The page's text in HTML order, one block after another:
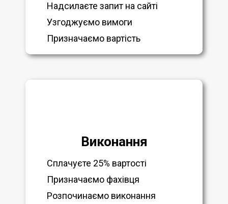
Надсилаєте запит на сайті
Узгоджуємо вимоги
Призначаємо вартість
Виконання
Сплачуєте 25% вартості
Призначаємо фахівця
Розпочинаємо виконання